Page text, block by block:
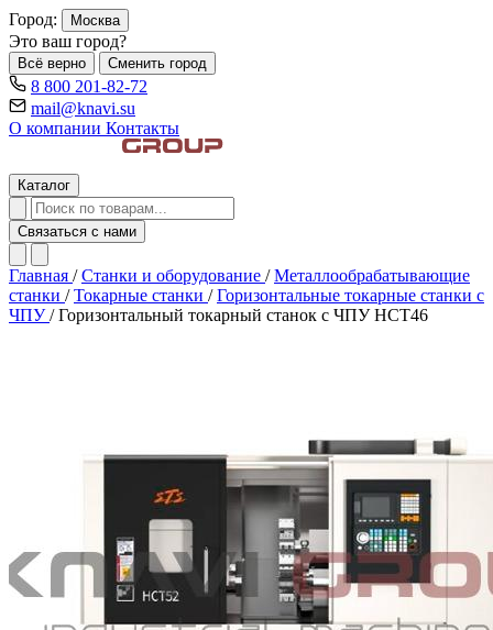
Город: Москва
Это ваш город?
Всё верно Сменить город
8 800 201-82-72
mail@knavi.su
О компании Контакты
Каталог
Связаться с нами
Главная / Станки и оборудование / Металлообрабатывающие
станки / Токарные станки / Горизонтальные токарные станки с
ЧПУ/ Горизонтальный токарный станок с ЧПУ HCT46